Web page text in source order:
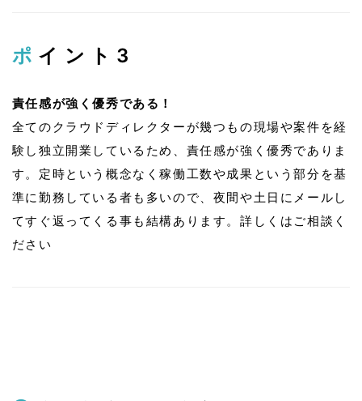
ポイント3
責任感が強く優秀である！
全てのクラウドディレクターが幾つもの現場や案件を経
験し独立開業しているため、責任感が強く優秀でありま
す。定時という概念なく稼働工数や成果という部分を基
準に勤務している者も多いので、夜間や土日にメールし
てすぐ返ってくる事も結構あります。詳しくはご相談く
ださい